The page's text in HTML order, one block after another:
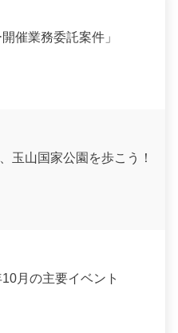
催業務委託案件」
玉山国家公園を歩こう！
月の主要イベント